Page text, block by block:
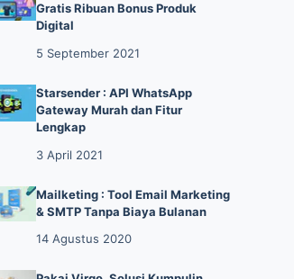
Gratis Ribuan Bonus Produk
Digital
5 September 2021
Starsender : API WhatsApp
Gateway Murah dan Fitur
Lengkap
3 April 2021
Mailketing : Tool Email Marketing
& SMTP Tanpa Biaya Bulanan
14 Agustus 2020